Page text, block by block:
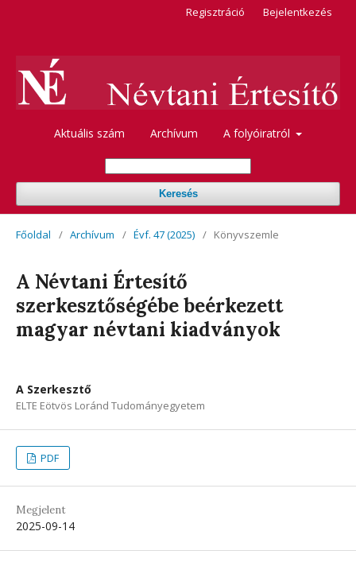
Aktuális szám Archívum A folyóiratról
Keresés
Regisztráció Bejelentkezés
Főoldal / Archívum / Évf. 47 (2025) / Könyvszemle
A Névtani Értesítő
szerkesztőségébe beérkezett
magyar névtani kiadványok
A Szerkesztő
ELTE Eötvös Loránd Tudományegyetem
PDF
Megjelent
2025-09-14